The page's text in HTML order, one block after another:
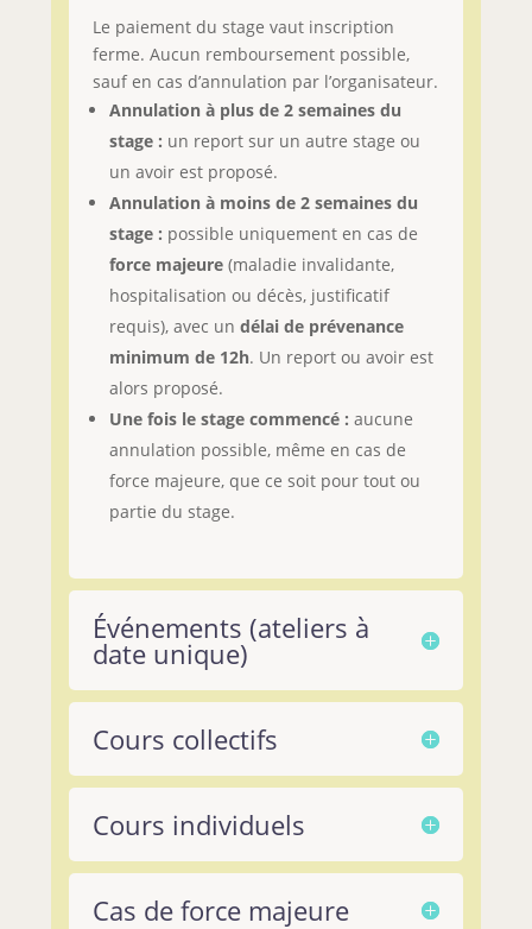
Le paiement du stage vaut inscription
ferme. Aucun remboursement possible,
sauf en cas d’annulation par l’organisateur.
Annulation à plus de 2 semaines du
stage : un report sur un autre stage ou
un avoir est proposé.
Annulation à moins de 2 semaines du
stage : possible uniquement en cas de
force majeure(maladie invalidante,
hospitalisation ou décès, justificatif
requis), avec un délai de prévenance
minimum de 12h. Un report ou avoir est
alors proposé.
Une fois le stage commencé : aucune
annulation possible, même en cas de
force majeure, que ce soit pour tout ou
partie du stage.
Événements (ateliers à
date unique)
Cours collectifs
Cours individuels
Cas de force majeure